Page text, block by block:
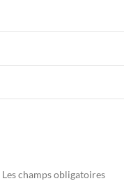
Les champs obligatoires